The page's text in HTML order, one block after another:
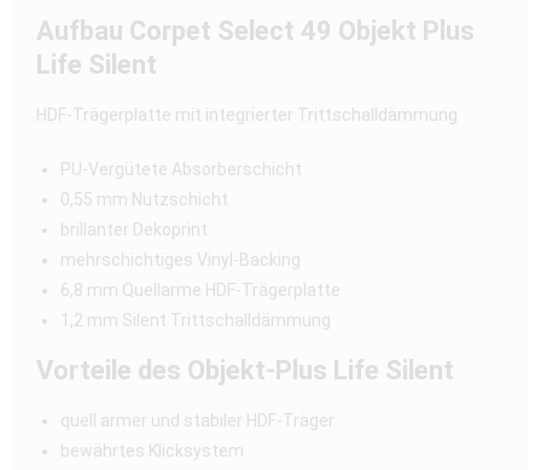
Aufbau Corpet Select 49 Objekt Plus
Life Silent
HDF-Trägerplatte mit integrierter Trittschalldämmung
PU-Vergütete Absorberschicht
0,55 mm Nutzschicht
brillanter Dekoprint
mehrschichtiges Vinyl-Backing
6,8 mm Quellarme HDF-Trägerplatte
1,2 mm Silent Trittschalldämmung
Vorteile des Objekt-Plus Life Silent
quell armer und stabiler HDF-Träger
bewährtes Klicksystem